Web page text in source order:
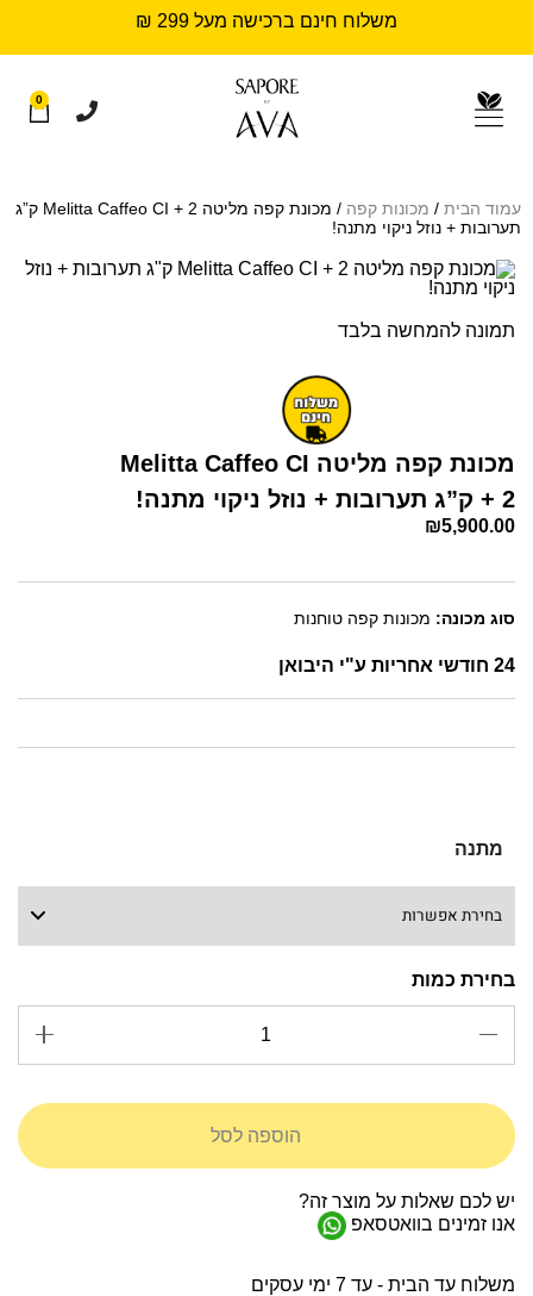
משלוח חינם ברכישה מעל 299 ₪
0
עמוד הבית / מכונות קפה
/ מכונת קפה מליטה Melitta Caffeo CI + 2 ק”ג
תערובות + נוזל ניקוי מתנה!
תמונה להמחשה בלבד
מכונת קפה מליטה Melitta Caffeo CI
+ 2 ק”ג תערובות + נוזל ניקוי מתנה!
₪5,900.00
סוג מכונה: מכונות קפה טוחנות
24 חודשי אחריות ע"י היבואן
מתנה
הוספה לסל
יש לכם שאלות על מוצר זה?
אנו זמינים בוואטסאפ
משלוח עד הבית - עד 7 ימי עסקים